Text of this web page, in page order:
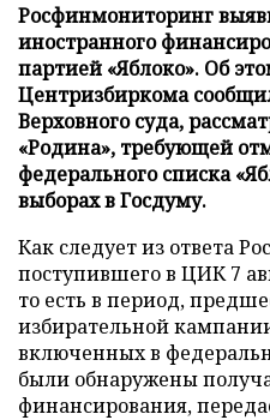
Росфинмониторинг
иностранного
партией «Яблоко». Об
Центризбиркома
Верховного суда,
«Родина», требующей
федерального списка
выборах в Госдуму.
Как следует из ответа
поступившего в ЦИК 7
то есть в период,
избирательной
включенных в
были обнаружены
финансирования,